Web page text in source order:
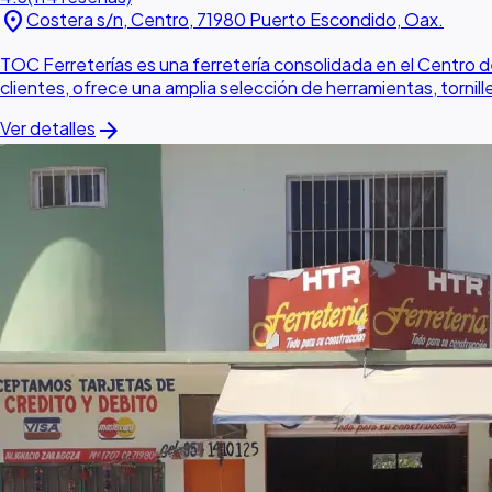
location_onCostera s/n, Centro, 71980 Puerto Escondido, Oax.
TOC Ferreterías es una ferretería consolidada en el Centro
clientes, ofrece una amplia selección de herramientas,
Ver detalles arrow_forward